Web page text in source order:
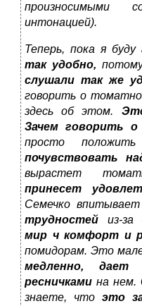
произносимыми
интонацией).
Теперь, пока я
так удобно,
слушали так же
говорить о
здесь об этом.
Зачем говорить
просто
почувствовать
вырастет
принесет
Семечко впитывает
трудностей из-за
мир ч комфорт и
помидорам. Это
медленно, дает
ресничками на нем.
знаете, чтоэто за